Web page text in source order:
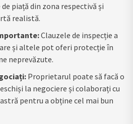
piață din zona respectivă și
realistă.
Clauzele de inspecție a
și altele pot oferi protecție în
neprevăzute.
Proprietarul poate să facă o
la negociere și colaborați cu
pentru a obține cel mai bun